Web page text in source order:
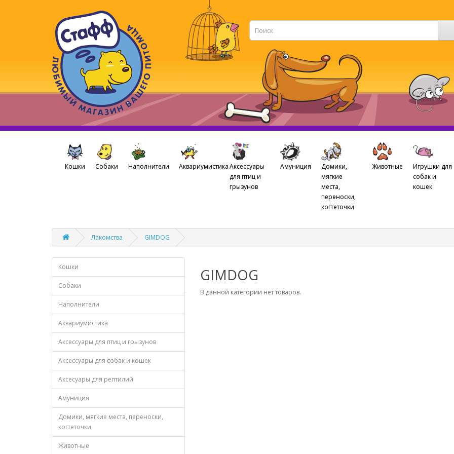
Кошки Собаки Наполнители АквариумистикаАксессуары
для птиц и
грызунов
Амуниция
Домики,
мягкие
места,
переноски,
когтеточки
Животные
Игрушки для
собак и
кошек
Лакомства GIMDOG
Кошки
Собаки
Наполнители
Аквариумистика
Аксессуары для птиц и грызунов
Аксессуары для собак и кошек
Аксесуары для рептилий
Амуниция
Домики, мягкие места, переноски,
когтеточки
Животные
GIMDOG
В данной категории нет товаров.